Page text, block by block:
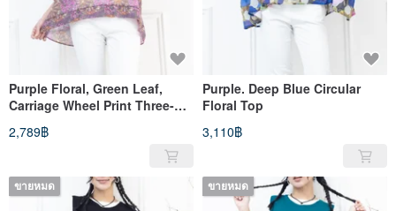
Purple Floral, Green Leaf,
Carriage Wheel Print Three-
2,789฿
Purple. Deep Blue Circular
Floral Top
3,110฿
ขายหมด ขายหมด